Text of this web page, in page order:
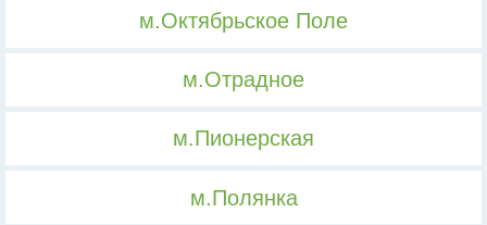
м.Октябрьское Поле
м.Отрадное
м.Пионерская
м.Полянка